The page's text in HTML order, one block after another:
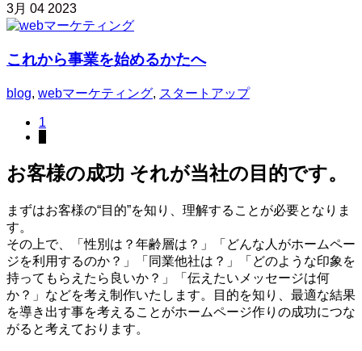
3月 04 2023
これから事業を始めるかたへ
blog, webマーケティング, スタートアップ
1
お客様の成功 それが当社の目的です。
まずはお客様の“目的”を知り、理解することが必要となりま
す。
その上で、「性別は？年齢層は？」「どんな人がホームペー
ジを利用するのか？」「同業他社は？」「どのような印象を
持ってもらえたら良いか？」「伝えたいメッセージは何
か？」などを考え制作いたします。目的を知り、最適な結果
を導き出す事を考えることがホームページ作りの成功につな
がると考えております。